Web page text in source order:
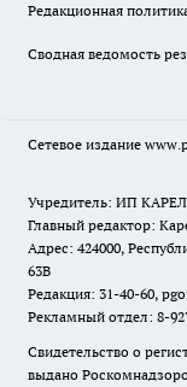
Редакционная
Сводная ведомость
Сетевое издание
Учредитель: ИП
Главный редактор:
Адрес: 424000,
63В
Редакция: 31-40-60,
Рекламный отдел: 8-
Свидетельство о
выдано